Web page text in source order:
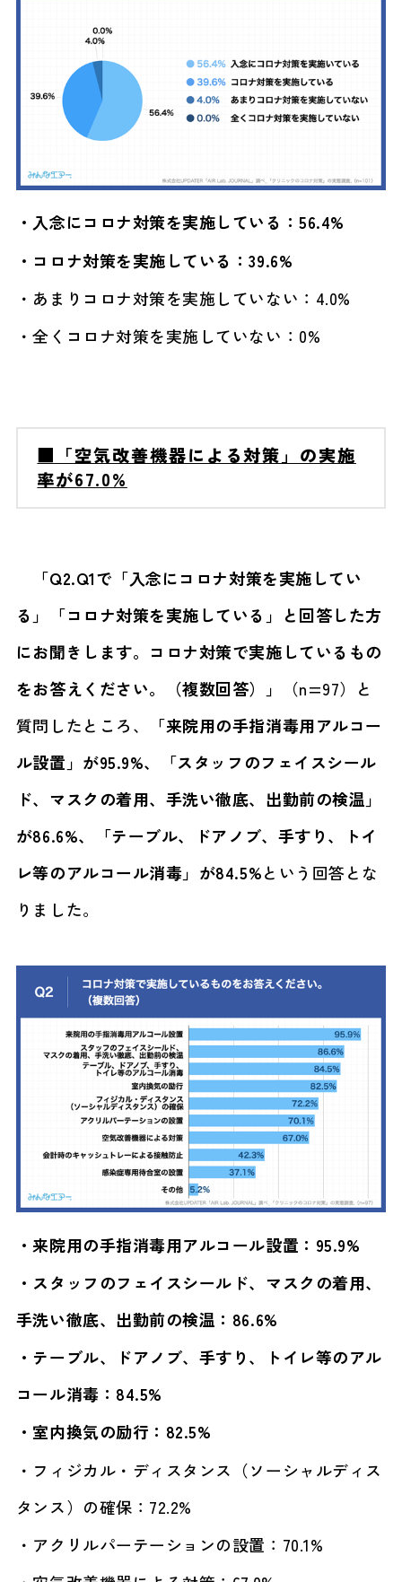
・入念にコロナ対策を実施している：56.4%
・コロナ対策を実施している：39.6%
・あまりコロナ対策を実施していない：4.0%
・全くコロナ対策を実施していない：0%
■「空気改善機器による対策」の実施
率が67.0%
「Q2.Q1で「入念にコロナ対策を実施してい
る」「コロナ対策を実施している」と回答した方
にお聞きします。コロナ対策で実施しているもの
をお答えください。（複数回答）」
（n=97）と
質問したところ、
「来院用の手指消毒用アルコー
ル設置」が95.9%、「スタッフのフェイスシール
ド、マスクの着用、手洗い徹底、出勤前の検温」
が86.6%、「テーブル、ドアノブ、手すり、トイ
レ等のアルコール消毒」が84.5%という回答とな
りました。
・来院用の手指消毒用アルコール設置：95.9%
・スタッフのフェイスシールド、マスクの着用、
手洗い徹底、出勤前の検温：86.6%
・テーブル、ドアノブ、手すり、トイレ等のアル
コール消毒：84.5%
・室内換気の励行：82.5%
・フィジカル・ディスタンス（ソーシャルディス
タンス）の確保：72.2%
・アクリルパーテーションの設置：70.1%